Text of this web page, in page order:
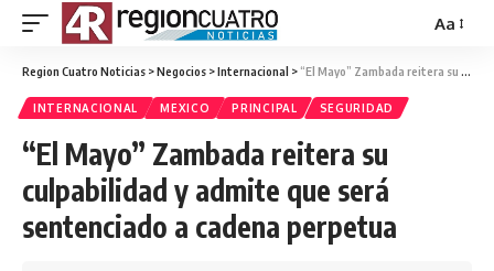
Aa
Region Cuatro Noticias >Negocios >Internacional > “El Mayo” Zambada reitera su culpabilidad y admite que será sentenciado a cadena perpetua
INTERNACIONAL MEXICO PRINCIPAL SEGURIDAD
“El Mayo” Zambada reitera su
culpabilidad y admite que será
sentenciado a cadena perpetua